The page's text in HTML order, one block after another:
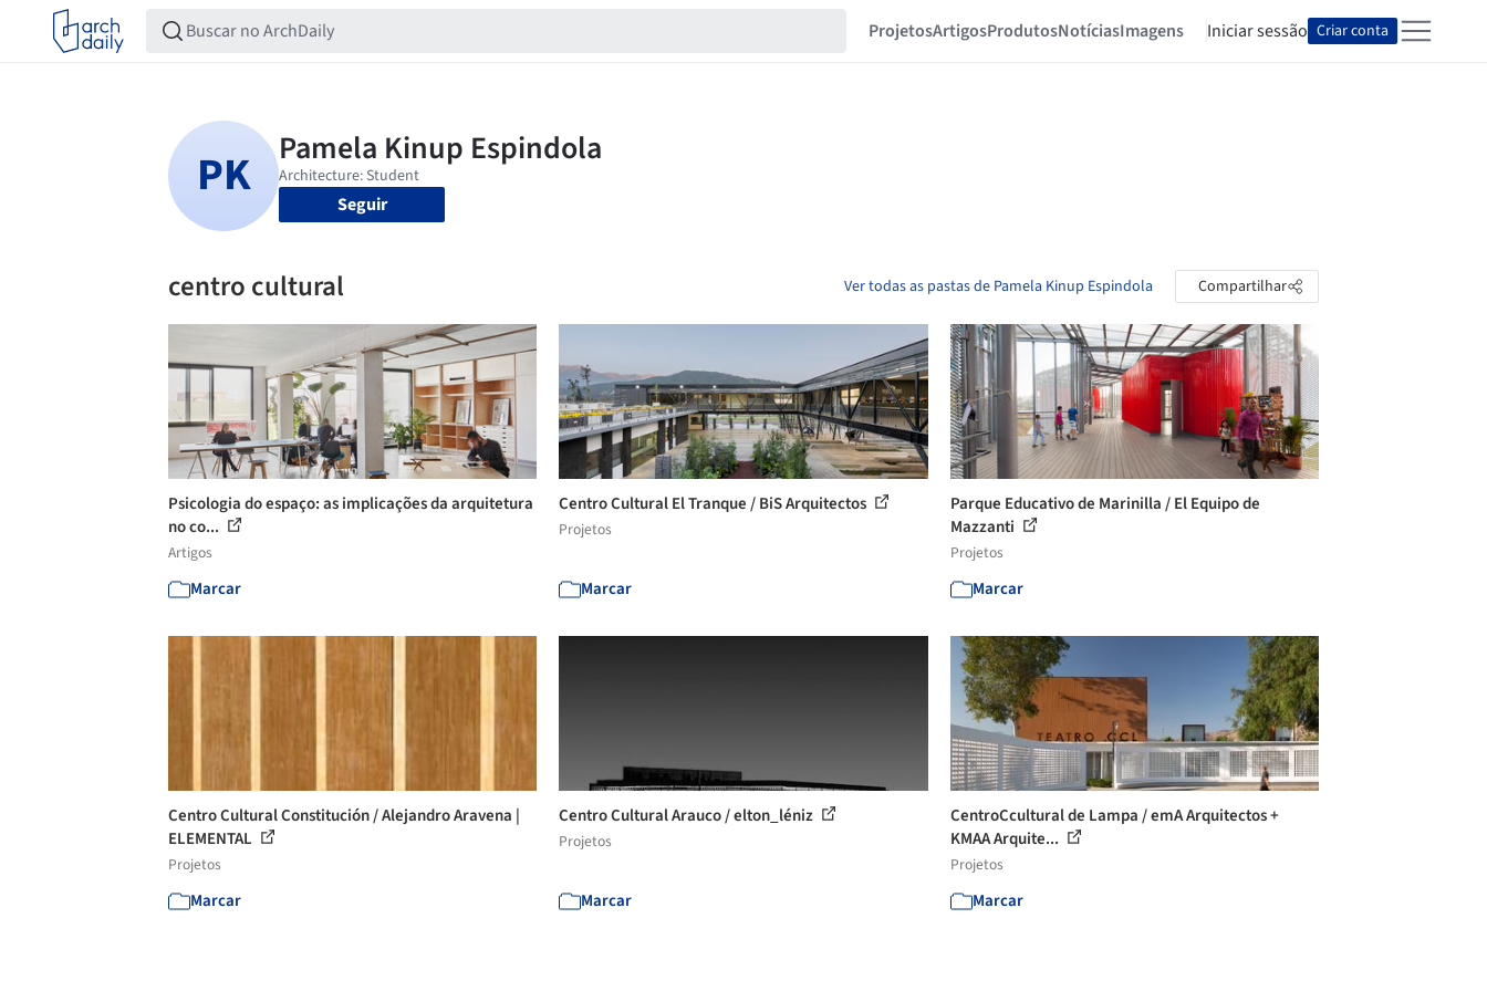
ProjetosArtigosProdutosNotíciasImagens Iniciar sessão Criar conta
Seguir
centro cultural Ver todas as pastas de Pamela Kinup Espindola Compartilhar
Psicologia do espaço: as implicações da arquitetura
no co...
Artigos
Marcar
Centro Cultural El Tranque / BiS Arquitectos
Projetos
Marcar
Parque Educativo de Marinilla / El Equipo de
Mazzanti
Projetos
Marcar
Centro Cultural Constitución / Alejandro Aravena |
ELEMENTAL
Projetos
Marcar
Centro Cultural Arauco / elton_léniz
Projetos
Marcar
CentroCcultural de Lampa / emA Arquitectos +
KMAA Arquite...
Projetos
Marcar